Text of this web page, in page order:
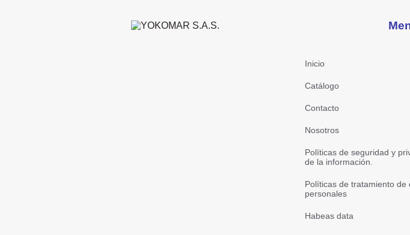
Inicio
Catálogo
Contacto
Nosotros
Políticas de seguridad y
de la información.
Políticas de tratamiento de
personales
Habeas data